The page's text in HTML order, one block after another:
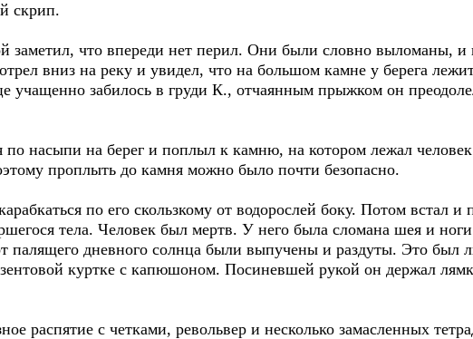
скрип.
что впереди нет перил. Они были словно выломаны, и
вниз на реку и увидел, что на большом камне у берега
учащенно забилось в груди К., отчаянным прыжком он
насыпи на берег и поплыл к камню, на котором лежал
проплыть до камня можно было почти безопасно.
по его скользкому от водорослей боку. Потом встал и
тела. Человек был мертв. У него была сломана шея и
палящего дневного солнца были выпучены и раздуты. Это был
куртке с капюшоном. Посиневшей рукой он держал
распятие с четками, револьвер и несколько замасленных